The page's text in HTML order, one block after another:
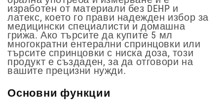
изработен от материали без DEHP и
латекс, което го прави надежден избор за
медицински специалисти и домашна
грижа. Ако търсите да купите 5 мл
многократни ентерални спринцовки или
търсите спринцовки с ниска доза, този
продукт е създаден, за да отговори на
вашите прецизни нужди.
Основни функции